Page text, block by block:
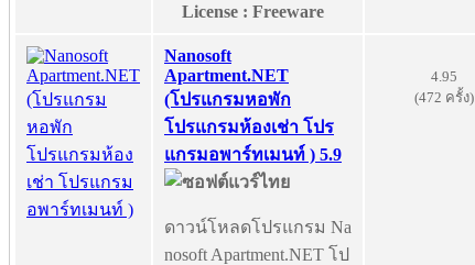
License : Freeware
Nanosoft
Apartment.NET
(โปรแกรมหอพัก
โปรแกรมห้องเช่า โปร
แกรมอพาร์ทเมนท์ ) 5.9
ดาวน์โหลดโปรแกรม Na
nosoft Apartment.NET โป
4.95
(472 ครั้ง)